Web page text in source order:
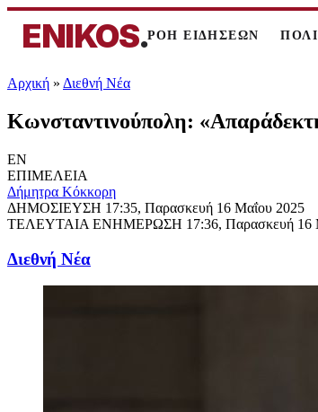
ENIKOS.ΡΟΗ ΕΙΔΗΣΕΩΝ
Αρχική » Διεθνή Νέα
Κωνσταντινούπολη:
EN
ΕΠΙΜΕΛΕΙΑ
Δήμητρα Κόκκορη
ΔΗΜΟΣΙΕΥΣΗ 17:35, Παρασκευή 16 Μαΐου 2025
ΤΕΛΕΥΤΑΙΑ ΕΝΗΜΕΡΩΣΗ 17:36, Παρασκευή 16
Διεθνή Νέα